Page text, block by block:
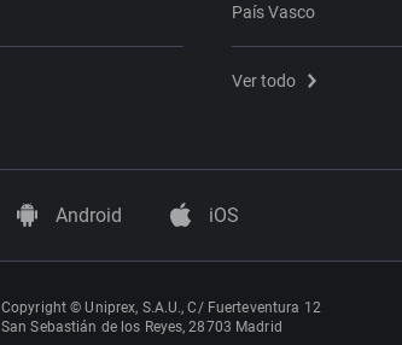
País Vasco
Ver todo
Android iOS
Copyright © Uniprex, S.A.U., C/ Fuerteventura 12
San Sebastián de los Reyes, 28703 Madrid